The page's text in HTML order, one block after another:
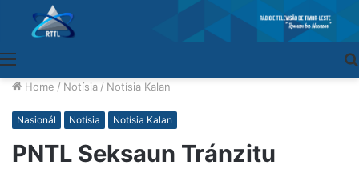
Home / Notísia / Notísia Kalan
Nasionál Notísia Notísia Kalan
PNTL Seksaun Tránzitu